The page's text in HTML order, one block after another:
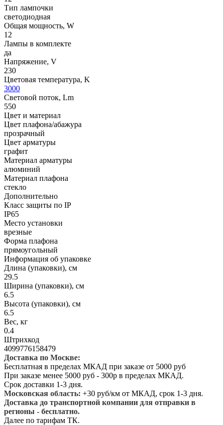
Тип лампочки
светодиодная
Общая мощность, W
12
Лампы в комплекте
да
Напряжение, V
230
Цветовая температура, K
3000
Световой поток, Lm
550
Цвет и материал
Цвет плафона/абажура
прозрачный
Цвет арматуры
графит
Материал арматуры
алюминий
Материал плафона
стекло
Дополнительно
Класс защиты по IP
IP65
Место установки
врезные
Форма плафона
прямоугольный
Информация об упаковке
Длина (упаковки), см
29.5
Ширина (упаковки), см
6.5
Высота (упаковки), см
6.5
Вес, кг
0.4
Штрихкод
4099776158479
Доставка по Москве:
Бесплатная в пределах МКАД при заказе от 5000 руб
При заказе менее 5000 руб - 300р в пределах МКАД.
Срок доставки 1-3 дня.
Московская область: +30 руб/км от МКАД, срок 1-3 дня.
Доставка до транспортной компании для отправки в
регионы - бесплатно.
Далее по тарифам ТК.